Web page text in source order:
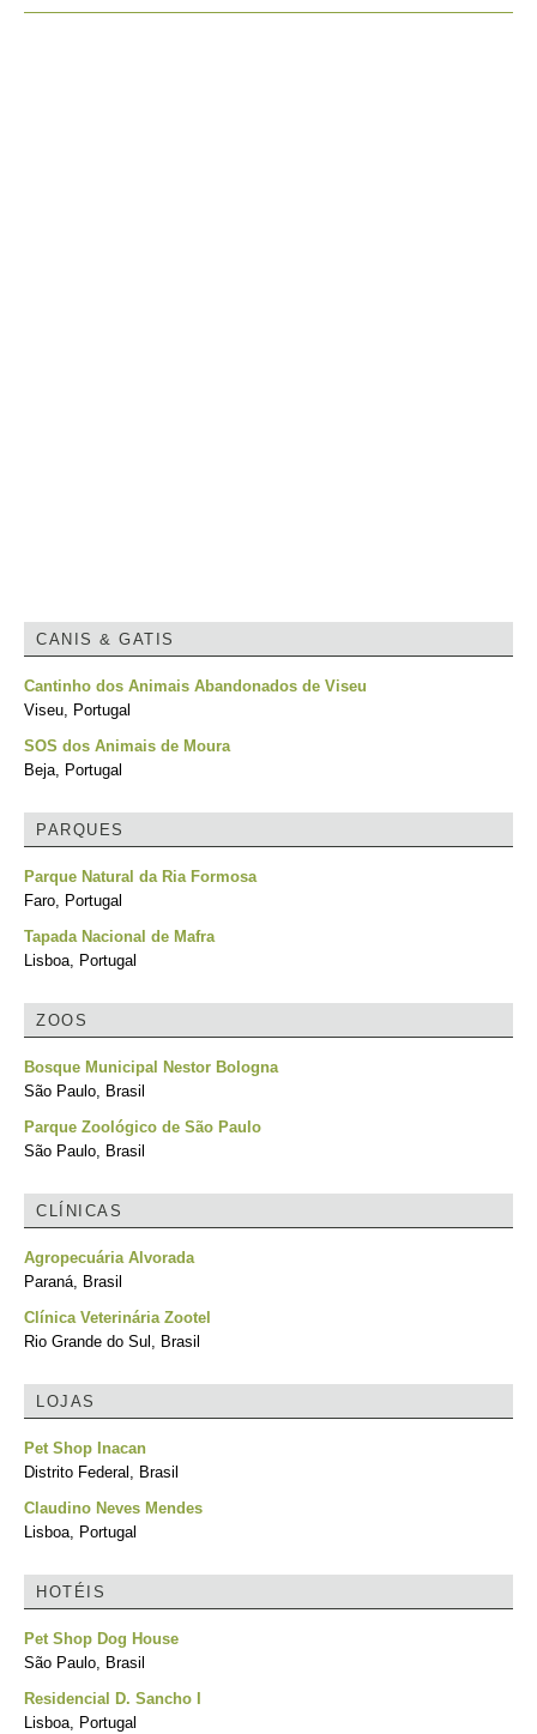
CANIS & GATIS
Cantinho dos Animais Abandonados de Viseu
Viseu, Portugal
SOS dos Animais de Moura
Beja, Portugal
PARQUES
Parque Natural da Ria Formosa
Faro, Portugal
Tapada Nacional de Mafra
Lisboa, Portugal
ZOOS
Bosque Municipal Nestor Bologna
São Paulo, Brasil
Parque Zoológico de São Paulo
São Paulo, Brasil
CLÍNICAS
Agropecuária Alvorada
Paraná, Brasil
Clínica Veterinária Zootel
Rio Grande do Sul, Brasil
LOJAS
Pet Shop Inacan
Distrito Federal, Brasil
Claudino Neves Mendes
Lisboa, Portugal
HOTÉIS
Pet Shop Dog House
São Paulo, Brasil
Residencial D. Sancho I
Lisboa, Portugal